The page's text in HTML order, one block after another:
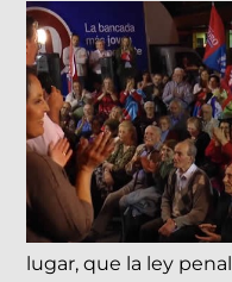
lugar, que la ley